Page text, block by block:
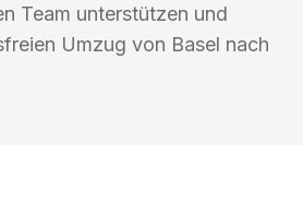
Team unterstützen und
Umzug von Basel nach